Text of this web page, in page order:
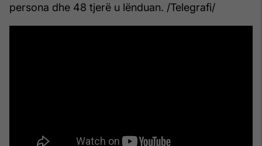
persona dhe 48 tjerë u lënduan. /Telegrafi/